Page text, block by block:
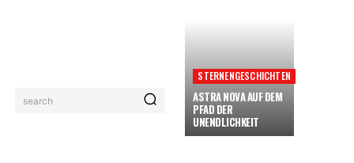
search
STERNENGESCHICHTEN
ASTRA NOVA AUF DEM
PFAD DER
UNENDLICHKEIT